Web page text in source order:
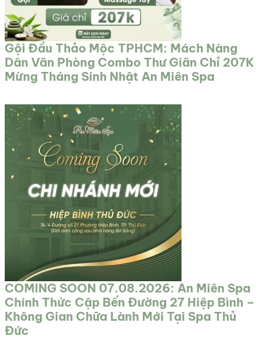
Gội Đầu Thảo Mộc TPHCM: Mách Nàng
Dân Văn Phòng Combo Thư Giãn Chỉ 207K
Mừng Tháng Sinh Nhật An Miên Spa
COMING SOON 07.08.2026: An Miên Spa
Chính Thức Cập Bến Đường 27 Hiệp Bình –
Không Gian Chữa Lành Mới Tại Spa Thủ
Đức